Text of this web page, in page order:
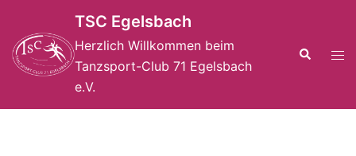
Inhalt
springen
TSC Egelsbach
Herzlich Willkommen beim
Tanzsport-Club 71 Egelsbach
e.V.
Suche